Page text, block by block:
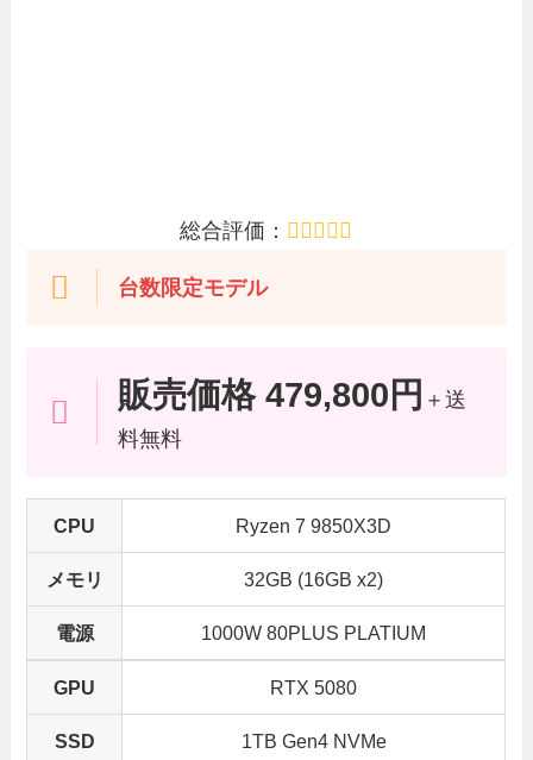
総合評価：
台数限定モデル
販売価格 479,800円 ＋送
料無料
CPU Ryzen 7 9850X3D
メモリ 32GB (16GB x2)
電源 1000W 80PLUS PLATIUM
GPU RTX 5080
SSD 1TB Gen4 NVMe